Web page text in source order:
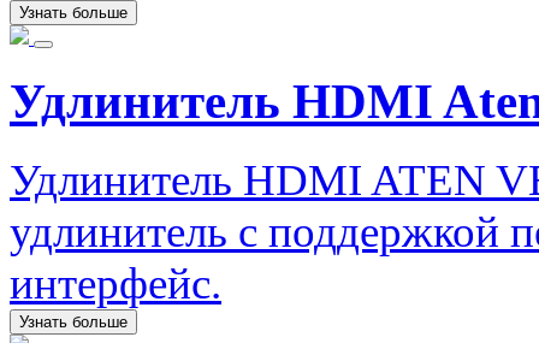
Узнать больше
Удлинитель HDMI
Удлинитель HDMI ATEN
удлинитель с поддержкой
интерфейс.
Узнать больше